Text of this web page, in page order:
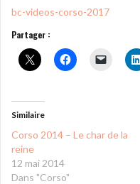
bc-videos-corso-2017
Partager :
Similaire
Corso 2014 – Le char de la
reine
12 mai 2014
Dans "Corso"